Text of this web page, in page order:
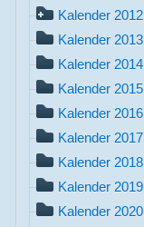
Kalender 2012
Kalender 2013
Kalender 2014
Kalender 2015
Kalender 2016
Kalender 2017
Kalender 2018
Kalender 2019
Kalender 2020